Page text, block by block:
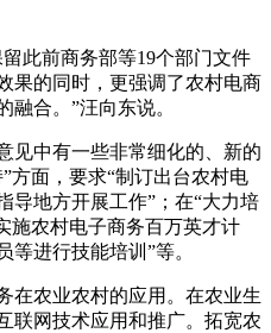
前商务部等19个部门文件
果的同时，更强调了农村电商
合。”汪向东说。
中有一些非常细化的、新的
方面，要求“制订出台农村电
导地方开展工作”；在“大力培
施农村电子商务百万英才计
进行技能培训”等。
农业农村的应用。在农业生
联网技术应用和推广。拓宽农